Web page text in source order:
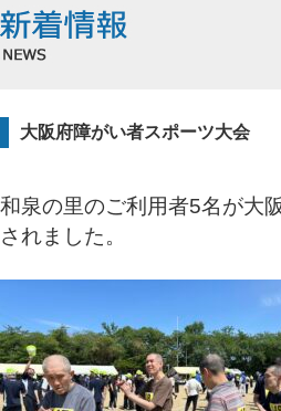
大阪府障がい者スポーツ大会
和泉の里のご利用者5名が大
されました。